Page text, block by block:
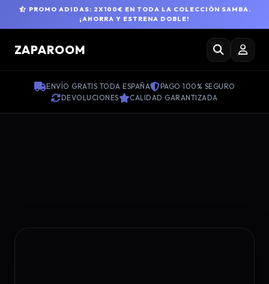
PROMO ADIDAS: 2X100€ EN TODA LA COLECCIÓN SAMBA.
¡AHORRA Y ESTRENA DOBLE!
ZAPAROOM
ENVÍO GRATIS TODA ESPAÑA
PAGO 100% SEGURO
DEVOLUCIONES
CALIDAD GARANTIZADA